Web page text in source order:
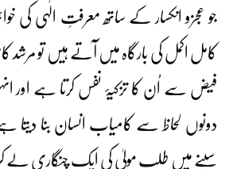
جو عجزو انکسار کے ساتھ معرفتِ الٰہی کی
کامل اکمل کی بارگاہ میں آتے ہیں تو مرشد
فیض سے اُن کا تزکیۂ نفس کرتا ہے اور
دونوں لحاظ سے کامیاب انسان بنا دیتا
سینے میں طلبِ مولیٰ کی ایک چنگاری لے